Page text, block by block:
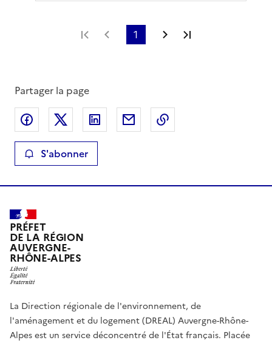
Première page
Page précédente
1 Page suivante
Partager la page
Partager sur Facebook
Partager sur XPartager sur LinkedIn
Partager par email
S'abonner
PRÉFET
DE LA RÉGION
AUVERGNE-
RHÔNE-ALPES
La Direction régionale de l'environnement, de
l'aménagement et du logement (DREAL) Auvergne-Rhône-
Alpes est un service déconcentré de l'État français. Placée